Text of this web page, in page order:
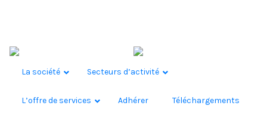
Skip to content
La société Secteurs d’activité
L’offre de services Adhérer Téléchargements